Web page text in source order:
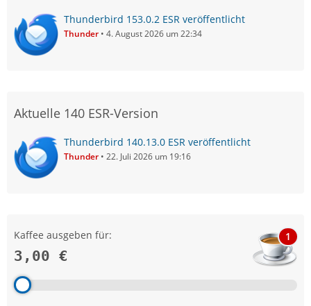
Thunderbird 153.0.2 ESR veröffentlicht
Thunder 4. August 2026 um 22:34
Aktuelle 140 ESR-Version
Thunderbird 140.13.0 ESR veröffentlicht
Thunder 22. Juli 2026 um 19:16
Kaffee ausgeben für:
3,00 €
1